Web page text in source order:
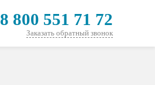
8 800 551 71 72
Заказать обратный звонок